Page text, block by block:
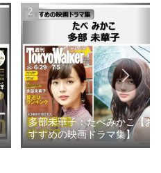
多部未華子：たべみかこ【お
すすめの映画ドラマ集】